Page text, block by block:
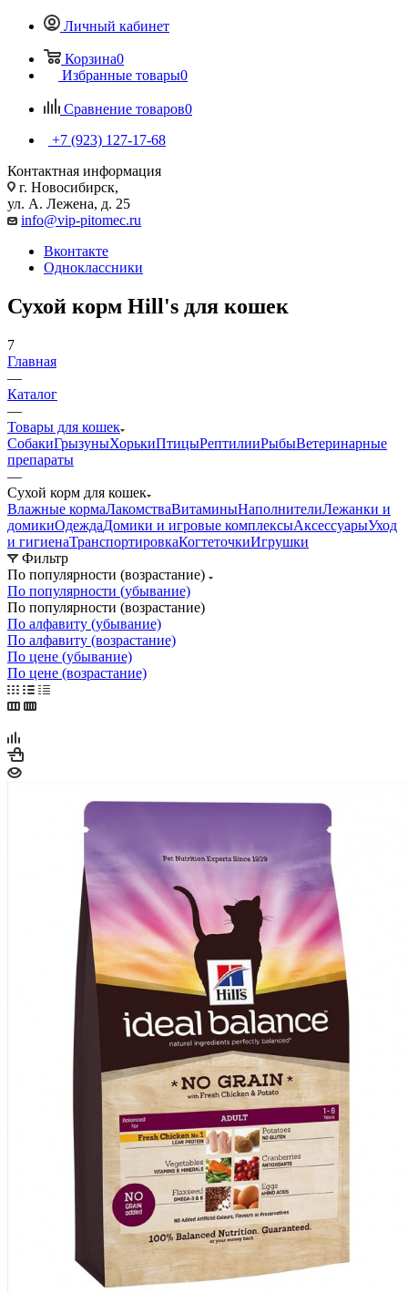
Личный кабинет
Корзина0
Избранные товары0
Сравнение товаров0
+7 (923) 127-17-68
Контактная информация
г. Новосибирск,
ул. А. Лежена, д. 25
info@vip-pitomec.ru
Вконтакте
Одноклассники
Сухой корм Hill's для кошек
7
Главная
—
Каталог
—
Товары для кошек
СобакиГрызуныХорькиПтицыРептилииРыбыВетеринарные
препараты
—
Сухой корм для кошек
Влажные кормаЛакомстваВитаминыНаполнителиЛежанки и
домикиОдеждаДомики и игровые комплексыАксессуарыУход
и гигиенаТранспортировкаКогтеточкиИгрушки
Фильтр
По популярности (возрастание)
По популярности (убывание)
По популярности (возрастание)
По алфавиту (убывание)
По алфавиту (возрастание)
По цене (убывание)
По цене (возрастание)